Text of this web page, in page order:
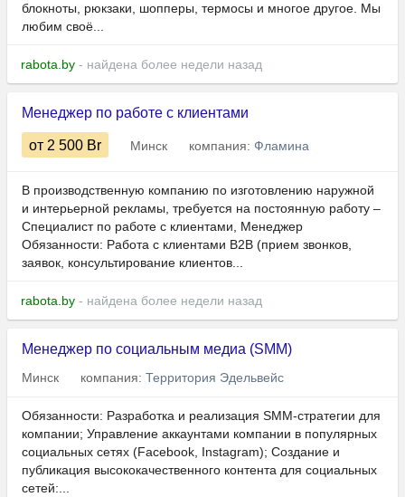
блокноты, рюкзаки, шопперы, термосы и многое другое. Мы
любим своё...
rabota.by - найдена более недели назад
Менеджер по работе с клиентами
от 2 500 Br Минск компания: Фламина
В производственную компанию по изготовлению наружной
и интерьерной рекламы, требуется на постоянную работу –
Специалист по работе с клиентами, Менеджер
Обязанности: Работа с клиентами B2B (прием звонков,
заявок, консультирование клиентов...
rabota.by - найдена более недели назад
Менеджер по социальным медиа (SMM)
Минск компания: Территория Эдельвейс
Обязанности: Разработка и реализация SMM-стратегии для
компании; Управление аккаунтами компании в популярных
социальных сетях (Facebook, Instagram); Создание и
публикация высококачественного контента для социальных
сетей:...